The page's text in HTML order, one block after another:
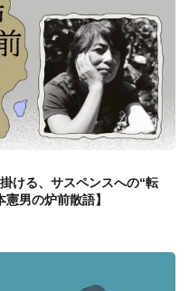
ける、サスペンスへの“転
男の炉前散語】